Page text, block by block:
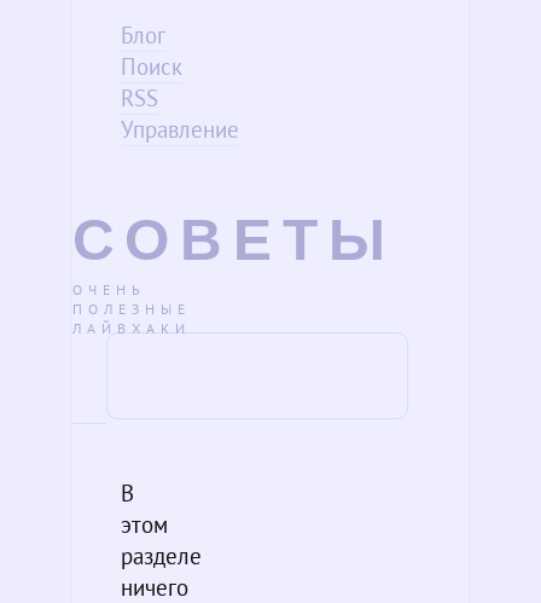
Блог
Поиск
RSS
Управление
СОВЕТЫ
ОЧЕНЬ
ПОЛЕЗНЫЕ
ЛАЙВХАКИ
В
этом
разделе
ничего